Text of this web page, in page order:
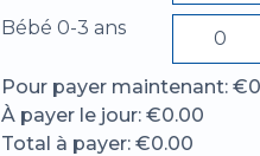
Bébé 0-3 ans
Pour payer maintenant:
À payer le jour: €0.00
Total à payer: €0.00